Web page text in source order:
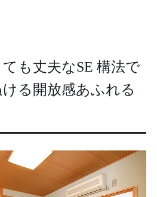
も丈夫なSE 構法で
る開放感あふれる